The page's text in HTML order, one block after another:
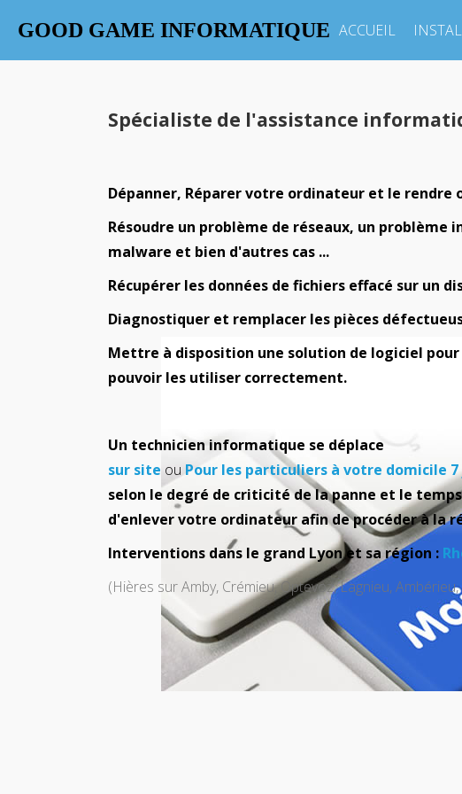
GOOD GAME INFORMATIQUE ACCUEIL
Spécialiste de l'assistance
Dépanner, Réparer votre ordinateur et le rendre
Résoudre un problème de réseaux, un problème
malware et bien d'autres cas ...
Récupérer les données de fichiers effacé sur un
Diagnostiquer et remplacer les pièces
Mettre à disposition une solution de logiciel
pouvoir les utiliser correctement.
Un technicien informatique se déplace
sur site ou Pour les particuliers à votre domicile
selon le degré de criticité de la panne et le
d'enlever votre ordinateur afin de procéder à la
Interventions dans le grand Lyon et sa région :
(Hières sur Amby, Crémieu, Optevoz, Lagnieu,